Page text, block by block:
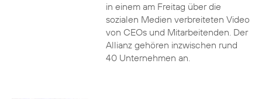
in einem am Freitag über die
sozialen Medien verbreiteten Video
von CEOs und Mitarbeitenden. Der
Allianz gehören inzwischen rund
40 Unternehmen an.